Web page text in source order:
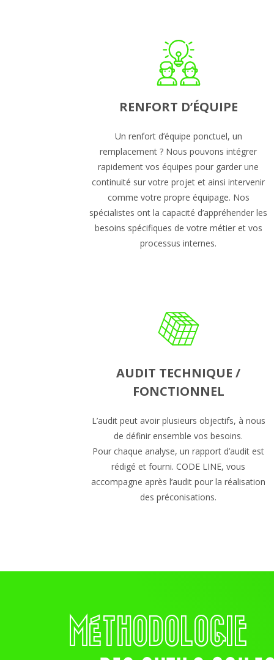
RENFORT D’ÉQUIPE
Un renfort d’équipe ponctuel, un
remplacement ? Nous pouvons intégrer
rapidement vos équipes pour garder une
continuité sur votre projet et ainsi intervenir
comme votre propre équipage. Nos
spécialistes ont la capacité d’appréhender les
besoins spécifiques de votre métier et vos
processus internes.
AUDIT TECHNIQUE /
FONCTIONNEL
L’audit peut avoir plusieurs objectifs, à nous
de définir ensemble vos besoins.
Pour chaque analyse, un rapport d’audit est
rédigé et fourni. CODE LINE, vous
accompagne après l’audit pour la réalisation
des préconisations.
MÉTHODOLOGIE